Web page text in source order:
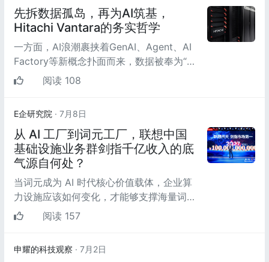
先拆数据孤岛，再为AI筑基，
Hitachi Vantara的务实哲学
一方面，AI浪潮裹挟着GenAI、Agent、AI
Factory等新概念扑面而来，数据被奉为“新
时代的石油”，存储基础设施被推到了前所
阅读 108
E企研究院 · 7月8日
从 AI 工厂到词元工厂，联想中国
基础设施业务群剑指千亿收入的底
气源自何处？
当词元成为 AI 时代核心价值载体，企业算
力设施应该如何变化，才能够支撑海量词元
背后的极致算力需求？
阅读 157
申耀的科技观察 · 7月2日